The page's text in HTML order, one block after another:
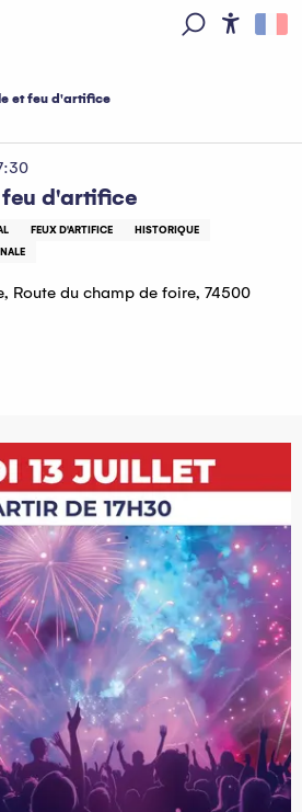
et feu d'artifice
feu d'artifice
FEUX D'ARTIFICE
HISTORIQUE
Route du champ de foire, 74500